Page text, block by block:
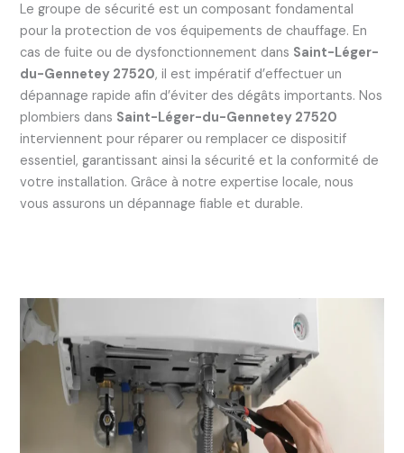
Le groupe de sécurité est un composant fondamental
pour la protection de vos équipements de chauffage. En
cas de fuite ou de dysfonctionnement dans Saint-Léger-
du-Gennetey 27520, il est impératif d’effectuer un
dépannage rapide afin d’éviter des dégâts importants. Nos
plombiers dans Saint-Léger-du-Gennetey 27520
interviennent pour réparer ou remplacer ce dispositif
essentiel, garantissant ainsi la sécurité et la conformité de
votre installation. Grâce à notre expertise locale, nous
vous assurons un dépannage fiable et durable.